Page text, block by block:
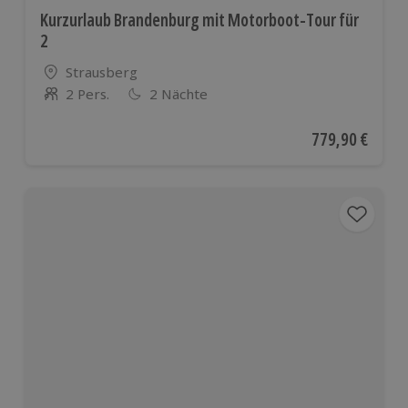
Kurzurlaub Brandenburg mit Motorboot-Tour für
2
Standort
Strausberg
Anzahl der Teilnehmer
2 Pers. 2 Nächte
Aktueller Preis
779,90 €